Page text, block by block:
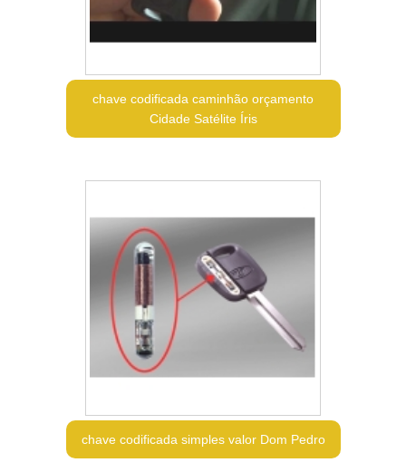
chave codificada caminhão orçamento
Cidade Satélite Íris
chave codificada simples valor Dom Pedro